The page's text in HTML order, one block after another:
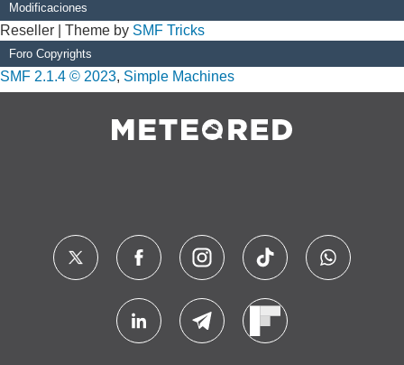
Modificaciones
Reseller | Theme by SMF Tricks
Foro Copyrights
SMF 2.1.4 © 2023, Simple Machines